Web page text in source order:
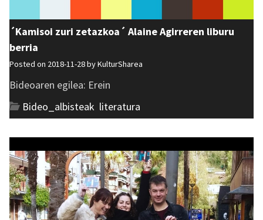
´Kamisoi zuri zetazkoa´ Alaine Agirreren liburu
berria
Posted on 2018-11-28 byKulturSharea
Bideoaren egilea: Erein
Bideo_albisteak literatura